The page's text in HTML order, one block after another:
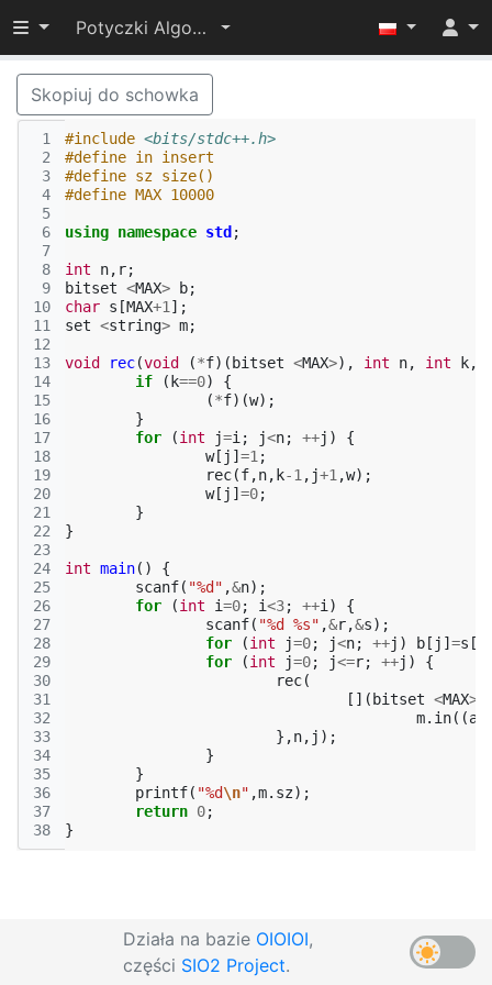
Przełącz widoczność menu
Potyczki Algorytmiczne 2019
Skopiuj do schowka
1
2
3
4
5
6
7
8
9
10
11
12
13
14
15
16
17
18
19
20
21
22
23
24
25
26
27
28
29
30
31
32
33
34
35
36
37
38
#include <bits/stdc++.h>
#define in insert
#define sz size()
#define MAX 10000
using namespace std ;
int n, r;
bitset <MAX> b;
char s [MAX+1 ];
set <string> m;
void rec(void (*f)( bitset <MAX>), int n, int k,
if
( k==0)
{
(*f)(w);
}
for
(int j=i ; j<n; ++j )
{
w[ j ] =1 ;
rec(f,n, k-1 , j+1 ,w);
w[ j ] =0;
}
}
int main()
{
scanf( "%d" ,&n);
for
(int i=0; i<3; ++i )
{
scanf( "%d %s" ,&r,&s);
for
(int j=0; j<n; ++j ) b [ j ] =s [
for
(int j=0; j<=r; ++j )
{
rec(
[]( bitset <MAX>
m. in((a
},n, j );
}
}
printf( "%d\n" ,m. sz);
return 0;
}
Działa na bazie OIOIOI,
części SIO2 Project.